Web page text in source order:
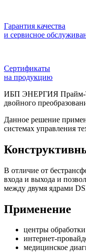
Гарантия качества
и сервисное
Сертификаты
на продукцию
ИБП ЭНЕРГИЯ
двойного
Данное решение
системах управления
В отличие от
входа и выхода и
между двумя ядрами
Применение
центры
медицинское